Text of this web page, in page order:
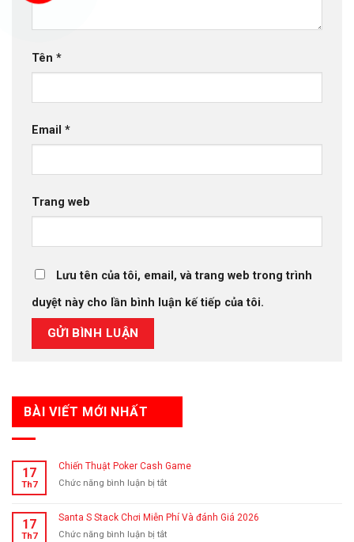
Tên *
Email *
Trang web
Lưu tên của tôi, email, và trang web trong trình
duyệt này cho lần bình luận kế tiếp của tôi.
BÀI VIẾT MỚI NHẤT
17
Th7
Chiến Thuật Poker Cash Game
Chức năng bình luận bị tắtở
Poker
Cash
17
Th7
Santa S Stack Chơi Miễn Phí Và đánh Giá 2026
Chức năng bình luận bị tắtở